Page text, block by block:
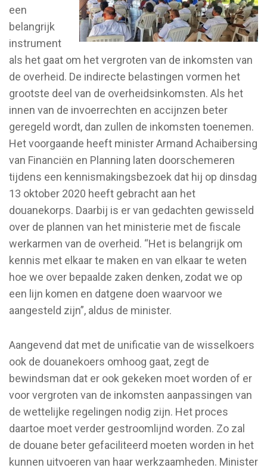
een
belangrijk
instrument
als het gaat om het vergroten van de inkomsten van
de overheid. De indirecte belastingen vormen het
grootste deel van de overheidsinkomsten. Als het
innen van de invoerrechten en accijnzen beter
geregeld wordt, dan zullen de inkomsten toenemen.
Het voorgaande heeft minister Armand Achaibersing
van Financiën en Planning laten doorschemeren
tijdens een kennismakingsbezoek dat hij op dinsdag
13 oktober 2020 heeft gebracht aan het
douanekorps. Daarbij is er van gedachten gewisseld
over de plannen van het ministerie met de fiscale
werkarmen van de overheid. “Het is belangrijk om
kennis met elkaar te maken en van elkaar te weten
hoe we over bepaalde zaken denken, zodat we op
een lijn komen en datgene doen waarvoor we
aangesteld zijn”, aldus de minister.
Aangevend dat met de unificatie van de wisselkoers
ook de douanekoers omhoog gaat, zegt de
bewindsman dat er ook gekeken moet worden of er
voor vergroten van de inkomsten aanpassingen van
de wettelijke regelingen nodig zijn. Het proces
daartoe moet verder gestroomlijnd worden. Zo zal
de douane beter gefaciliteerd moeten worden in het
kunnen uitvoeren van haar werkzaamheden. Minister